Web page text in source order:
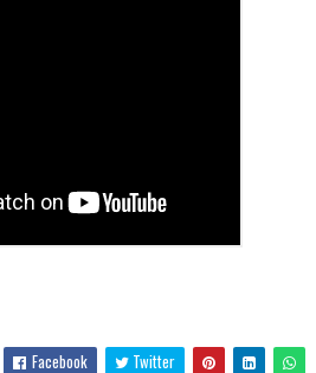
Facebook Twitter